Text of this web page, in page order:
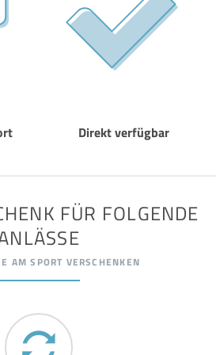
Direkt verfügbar
FÜR FOLGENDE
AM SPORT VERSCHENKEN